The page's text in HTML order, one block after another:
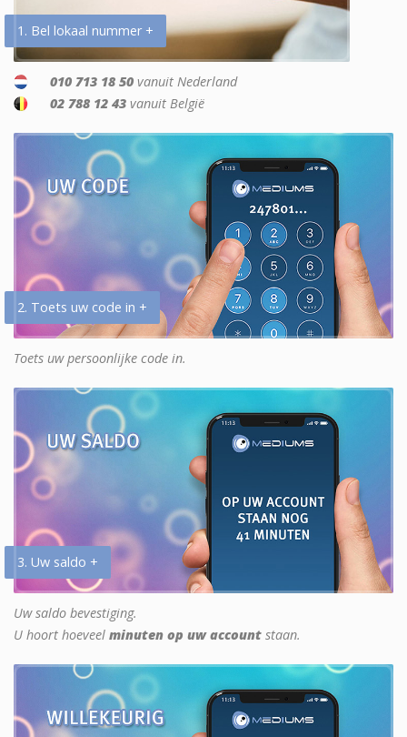
1. Bel lokaal nummer +
010 713 18 50 vanuit Nederland
02 788 12 43 vanuit België
2. Toets uw code in +
Toets uw persoonlijke code in.
3. Uw saldo +
Uw saldo bevestiging.
U hoort hoeveel minuten op uw account staan.